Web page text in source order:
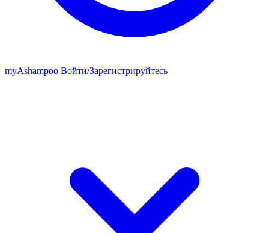
myAshampoo Войти/Зарегистрируйтесь